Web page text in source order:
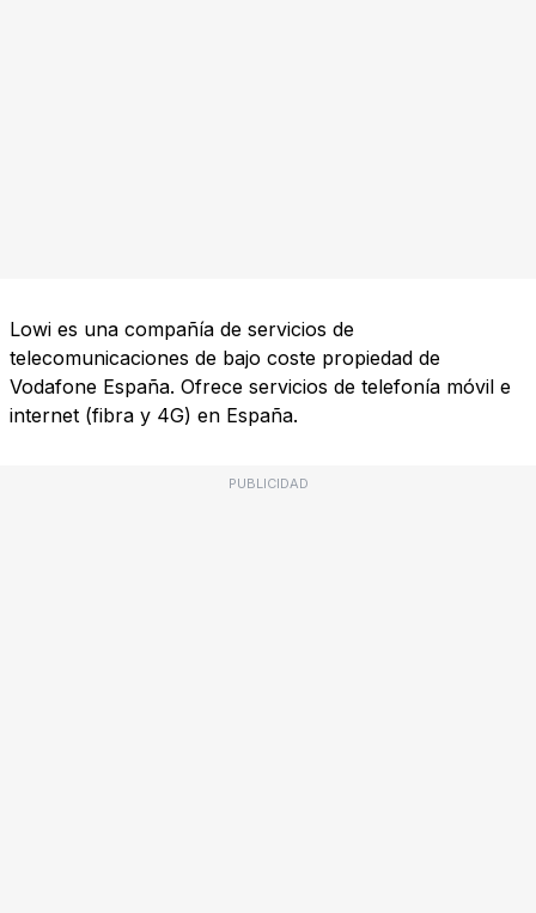
Lowi es una compañía de servicios de
telecomunicaciones de bajo coste propiedad de
Vodafone España. Ofrece servicios de telefonía móvil e
internet (fibra y 4G) en España.
PUBLICIDAD